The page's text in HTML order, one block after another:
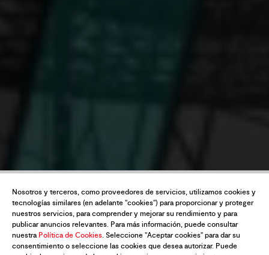
Nosotros y terceros, como proveedores de servicios, utilizamos cookies y
tecnologías similares (en adelante "cookies") para proporcionar y proteger
nuestros servicios, para comprender y mejorar su rendimiento y para
publicar anuncios relevantes. Para más información, puede consultar
nuestra Política de Cookies. Seleccione "Aceptar cookies" para dar su
consentimiento o seleccione las cookies que desea autorizar. Puede